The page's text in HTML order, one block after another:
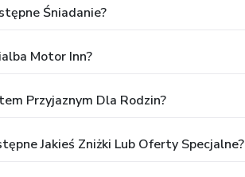
Śniadanie?
Motor Inn?
Przyjaznym Dla Rodzin?
Jakieś Zniżki Lub Oferty Specjalne?